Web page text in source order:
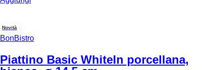
Novità
BonBistro
Piattino Basic WhiteIn porcellana,